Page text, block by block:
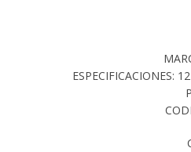
ESPECIFICACIONES: